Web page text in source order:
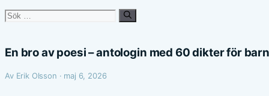
Sök
En bro av poesi – antologin med 60 dikter för barn
Av Erik Olsson · maj 6, 2026